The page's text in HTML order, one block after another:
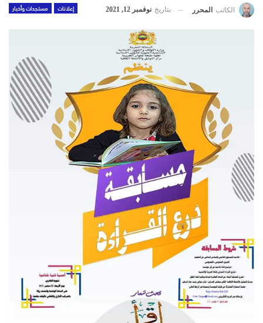
إعلانات مستجدات وأخبار الكاتب المحرر بتاريخ نوفمبر 12, 2021